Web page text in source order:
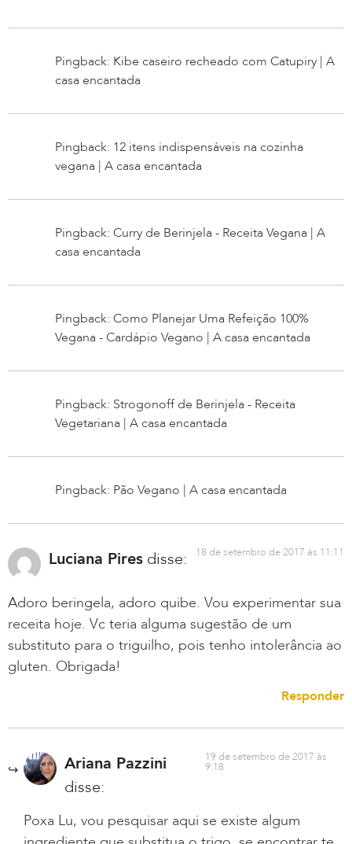
Pingback: Kibe caseiro recheado com Catupiry | A
casa encantada
Pingback: 12 itens indispensáveis na cozinha
vegana | A casa encantada
Pingback: Curry de Berinjela - Receita Vegana | A
casa encantada
Pingback: Como Planejar Uma Refeição 100%
Vegana - Cardápio Vegano | A casa encantada
Pingback: Strogonoff de Berinjela - Receita
Vegetariana | A casa encantada
Pingback: Pão Vegano | A casa encantada
Luciana Pires disse: 18 de setembro de 2017 às 11:11
Adoro beringela, adoro quibe. Vou experimentar sua
receita hoje. Vc teria alguma sugestão de um
substituto para o triguilho, pois tenho intolerância ao
gluten. Obrigada!
Responder
Ariana Pazzini
disse:
19 de setembro de 2017 às
9:18
Poxa Lu, vou pesquisar aqui se existe algum